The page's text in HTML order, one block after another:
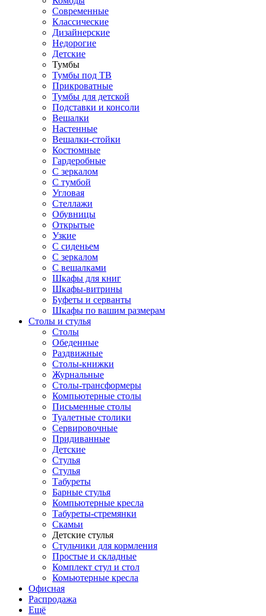
Современные
Классические
Дизайнерские
Недорогие
Детские
Тумбы
Тумбы под ТВ
Прикроватные
Тумбы для детской
Подставки и консоли
Вешалки
Настенные
Вешалки-стойки
Костюмные
Гардеробные
С зеркалом
С тумбой
Угловая
Стеллажи
Обувницы
Открытые
Узкие
С сиденьем
С зеркалом
С вешалками
Шкафы для книг
Шкафы-витрины
Буфеты и серванты
Шкафы по вашим размерам
Столы и стулья
Столы
Обеденные
Раздвижные
Столы-книжки
Журнальные
Столы-трансформеры
Компьютерные столы
Письменные столы
Туалетные столики
Сервировочные
Придиванные
Детские
Стулья
Стулья
Табуреты
Барные стулья
Компьютерные кресла
Табуреты-стремянки
Скамьи
Детские стулья
Стульчики для кормления
Простые и складные
Комплект стул и стол
Комьютерные кресла
Офисная
Распродажа
Eщё